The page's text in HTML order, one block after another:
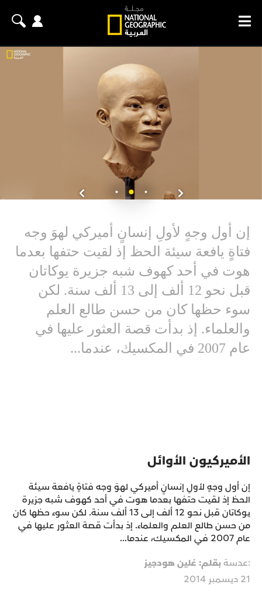
إن أول وجهٍ لأولِ إنسانٍ أميركي لهوَ وجه
فتاةٍ يافعة سيئة الحظ إذ لقيت حتفها بعدما
هوت في أحد كهوف شبه جزيرة يوكاتان
قبل نحو 12 ألف إلى 13 ألف سنة. لكن
سوء حظها كان من حسن طالع العلم
والعلماء. إذ بدأت قصة العثور عليها في
عام 2007 في المكسيك، عندما...
الأميركيون الأوائل
إن أول وجهٍ لأولِ إنسانٍ أميركي لهوَ وجه فتاةٍ يافعة سيئة
الحظ إذ لقيت حتفها بعدما هوت في أحد كهوف شبه جزيرة
يوكاتان قبل نحو 12 ألف إلى 13 ألف سنة. لكن سوء حظها كان
من حسن طالع العلم والعلماء. إذ بدأت قصة العثور عليها في
عام 2007 في المكسيك، عندما...
:عدسة بقلم: غلين هودجيز
21 ديسمبر 2014